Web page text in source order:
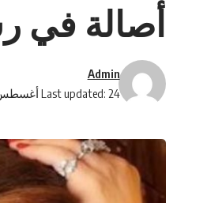
أصالة في
Last updated: 24 أغسطس، 2024 3:13 م
Admin